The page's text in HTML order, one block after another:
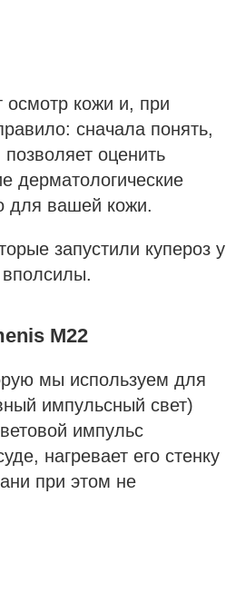
кожи и, при
сначала понять,
оценить
дерматологические
для вашей кожи.
запустили купероз у
M22
мы используем для
импульсный свет)
импульс
нагревает его стенку
при этом не